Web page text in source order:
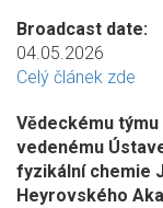
Broadcast date
04.05.2026
Celý článek zde
Vědeckému týmu
vedenému
fyzikální chemie
Heyrovského